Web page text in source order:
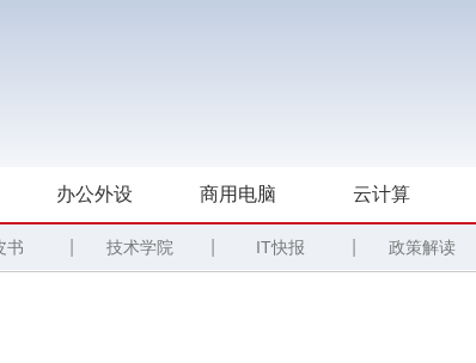
办公外设 商用电脑 云计算
书 技术学院 IT快报 政策解读